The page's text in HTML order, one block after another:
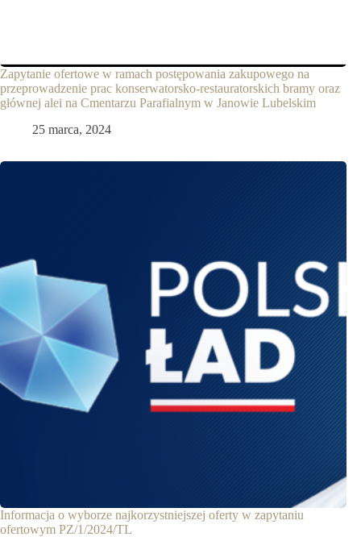
Zapytanie ofertowe w ramach postępowania zakupowego na
przeprowadzenie prac konserwatorsko-restauratorskich bramy oraz
głównej alei na Cmentarzu Parafialnym w Janowie Lubelskim
25 marca, 2024
Informacja o wyborze najkorzystniejszej oferty w zapytaniu
ofertowym PZ/1/2024/TL